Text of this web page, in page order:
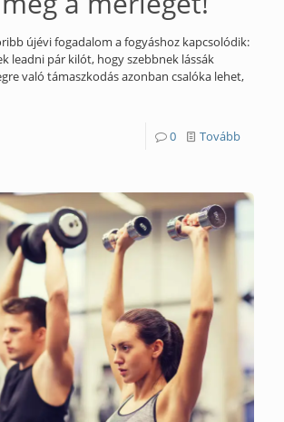
újévi fogadalom a fogyáshoz kapcsolódik:
leadni pár kilót, hogy szebbnek lássák
való támaszkodás azonban csalóka lehet,
0 Tovább